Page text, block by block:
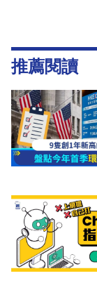
推薦閱讀